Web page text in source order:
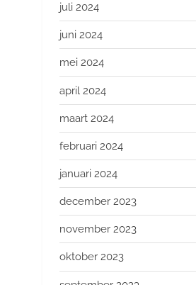
juli 2024
juni 2024
mei 2024
april 2024
maart 2024
februari 2024
januari 2024
december 2023
november 2023
oktober 2023